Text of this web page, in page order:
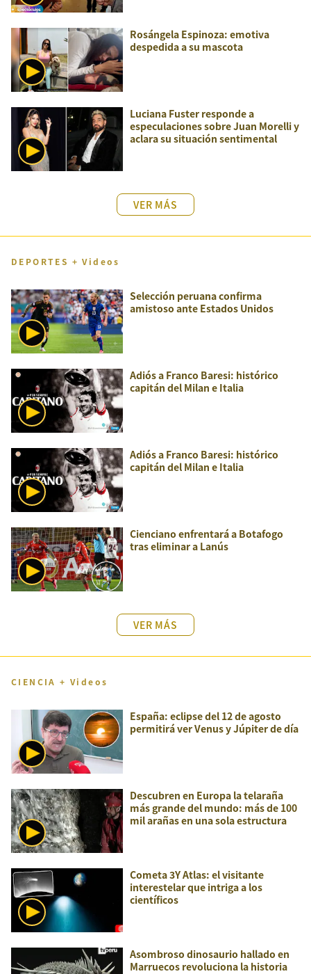
Rosángela Espinoza: emotiva
despedida a su mascota
Luciana Fuster responde a
especulaciones sobre Juan Morelli y
aclara su situación sentimental
VER MÁS
DEPORTES + Videos
Selección peruana confirma
amistoso ante Estados Unidos
Adiós a Franco Baresi: histórico
capitán del Milan e Italia
Adiós a Franco Baresi: histórico
capitán del Milan e Italia
Cienciano enfrentará a Botafogo
tras eliminar a Lanús
VER MÁS
CIENCIA + Videos
España: eclipse del 12 de agosto
permitirá ver Venus y Júpiter de día
Descubren en Europa la telaraña
más grande del mundo: más de 100
mil arañas en una sola estructura
Cometa 3Y Atlas: el visitante
interestelar que intriga a los
científicos
Asombroso dinosaurio hallado en
Marruecos revoluciona la historia